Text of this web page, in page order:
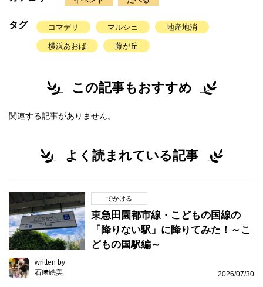
タグ コマデリ マルシェ 地産地消
横浜あおば 藤が丘
この記事もおすすめ
関連する記事がありません。
よく読まれている記事
でかける
東急田園都市線・こどもの国線の
「降りない駅」に降りてみた！～こ
どもの国駅編～
written by
石﨑絵美
2026/07/30